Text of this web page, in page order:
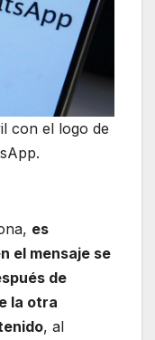
con el logo de
es
el mensaje se
de
la otra
, al